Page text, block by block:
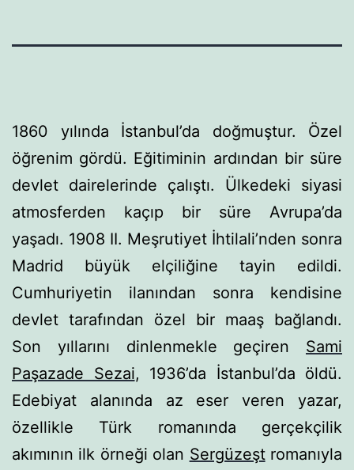
1860 yılında İstanbul’da doğmuştur. Özel
öğrenim gör­dü. Eğitiminin ardından bir süre
devlet dairelerinde çalıştı. Ülkedeki siyasi
atmosferden kaçıp bir süre Avrupa’da
yaşadı. 1908 II. Meşrutiyet İhtilali’nden sonra
Madrid büyük elçiliği­ne tayin edildi.
Cumhuriyetin ilanından sonra kendisine
dev­let tarafından özel bir maaş bağlandı.
Son yıllarını dinlen­mekle geçiren Sami
Paşazade Sezai, 1936’da İstanbul’da öl­dü.
Edebiyat alanında az eser veren yazar,
özellikle Türk ro­manında gerçekçilik
akımının ilk örneği olan Sergüzeştro­manıyla